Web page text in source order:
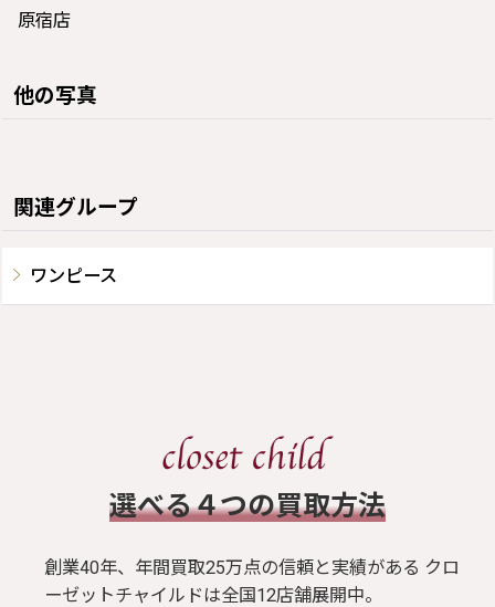
原宿店
他の写真
関連グループ
ワンピース
​選べる４つの買取方法
創業40年、年間買取25万点の信頼と実績がある クロ
ーゼットチャイルドは全国12店舗展開中。